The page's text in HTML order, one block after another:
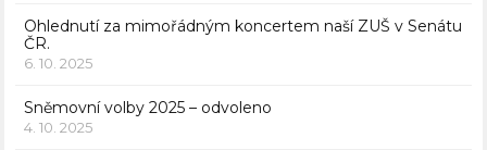
Ohlednutí za mimořádným koncertem naší ZUŠ v Senátu
ČR.
6. 10. 2025
Sněmovní volby 2025 – odvoleno
4. 10. 2025